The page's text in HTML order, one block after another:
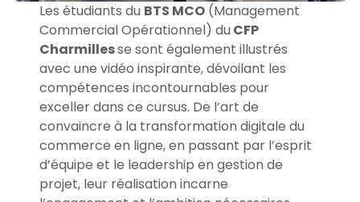
Les étudiants du BTS MCO (Management
Commercial Opérationnel) du CFP
Charmillesse sont également illustrés
avec une vidéo inspirante, dévoilant les
compétences incontournables pour
exceller dans ce cursus. De l’art de
convaincre à la transformation digitale du
commerce en ligne, en passant par l’esprit
d’équipe et le leadership en gestion de
projet, leur réalisation incarne